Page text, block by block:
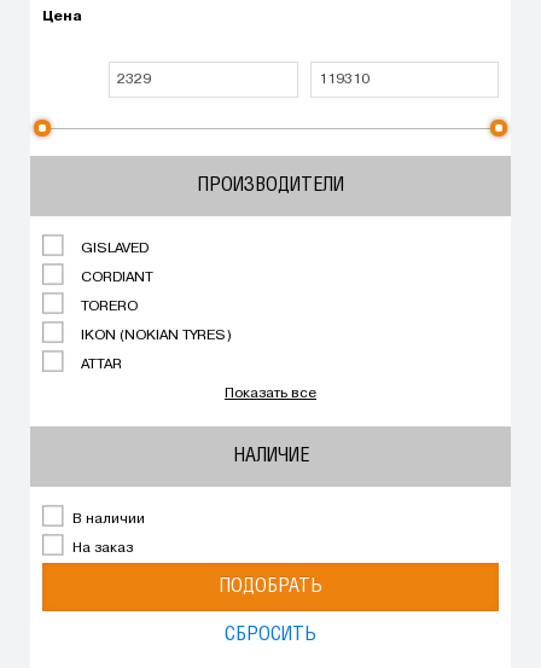
Цена
ПРОИЗВОДИТЕЛИ
GISLAVED
CORDIANT
TORERO
IKON (NOKIAN TYRES)
ATTAR
Показать все
НАЛИЧИЕ
В наличии
На заказ
ПОДОБРАТЬ
СБРОСИТЬ